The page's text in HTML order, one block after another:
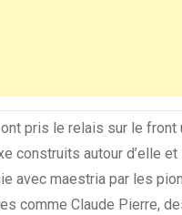
pris le relais sur le front
construits autour d’elle
avec maestria par les
comme Claude Pierre,